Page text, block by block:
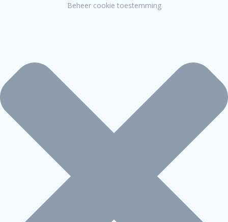
Beheer cookie toestemming